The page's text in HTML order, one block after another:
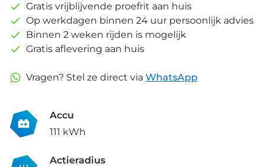
Gratis vrijblijvende proefrit aan huis
Op werkdagen binnen 24 uur persoonlijk advies
Binnen 2 weken rijden is mogelijk
Gratis aflevering aan huis
Vragen? Stel ze direct via WhatsApp
Accu
111 kWh
Actieradius